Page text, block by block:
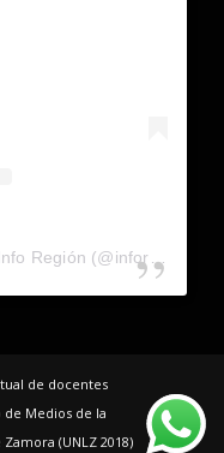
de docentes
Medios de la
(UNLZ 2018)